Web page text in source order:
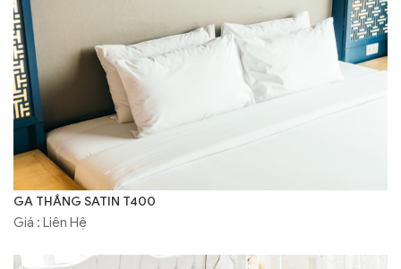
GA THẮNG SATIN T400
Giá : Liên Hệ